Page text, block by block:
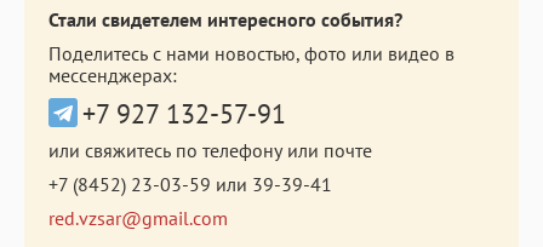
Стали свидетелем интересного события?
Поделитесь с нами новостью, фото или видео в
мессенджерах:
+7 927 132-57-91
или свяжитесь по телефону или почте
+7 (8452) 23-03-59 или 39-39-41
red.vzsar@gmail.com